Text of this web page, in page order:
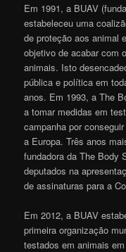
Em 1991, a BUAV
estabeleceu uma
de proteção aos animal
objetivo de acabar com
animais. Isto
pública e política em
anos. Em 1993, a The
a tomar medidas em
campanha por
a Europa. Três anos
fundadora da The Body
deputados na
de assinaturas para a
Em 2012, a BUAV
primeira organização
testados em animais